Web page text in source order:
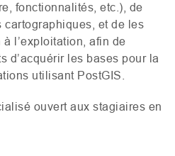
fonctionnalités, etc.), de
cartographiques, et de les
l’exploitation, afin de
d’acquérir les bases pour la
utilisant PostGIS.
ouvert aux stagiaires en